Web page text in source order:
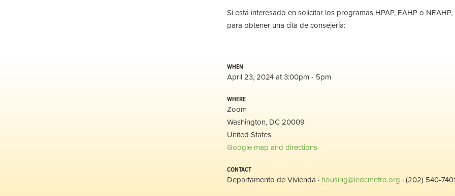
Si está interesado en solicitar los programas HPAP, EAHP o
para obtener una cita de consejería:
WHEN
April 23, 2024 at 3:00pm - 5pm
WHERE
Zoom
Washington, DC 20009
United States
Google map and directions
CONTACT
Departamento de Vivienda · housing@ledcmetro.org · (202) 540-